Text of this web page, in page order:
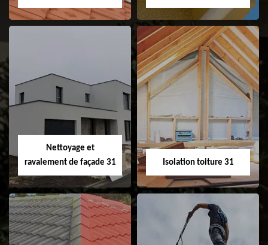
Pose et
changement de
fenêtre de toit et
Velux 31
Nettoyage et pose
Nettoyage et
ravalement de façade 31
Isolation toiture 31